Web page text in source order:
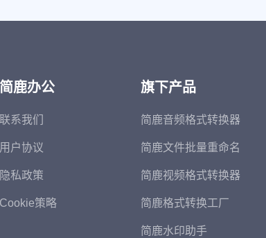
简鹿办公
联系我们
用户协议
隐私政策
Cookie策略
旗下产品
简鹿音频格式转换器
简鹿文件批量重命名
简鹿视频格式转换器
简鹿格式转换工厂
简鹿水印助手